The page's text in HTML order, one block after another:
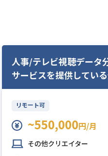
人事/テレビ視聴データ
サービスを提供してい
において人事職募集
リモート可
~550,000円/月
その他クリエイター